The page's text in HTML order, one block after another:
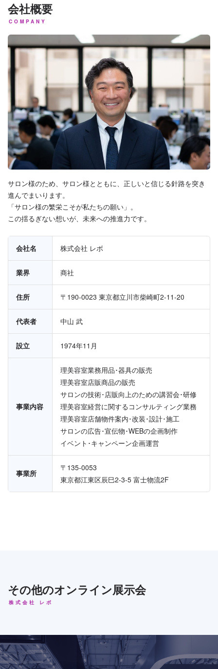
会社概要
COMPANY
サロン様のため、サロン様とともに、正しいと信じる針路を突き
進んでまいります。
「サロン様の繁栄こそが私たちの願い」。
この揺るぎない想いが、未来への推進力です。
会社名 株式会社 レボ
業界 商社
住所 〒190-0023 東京都立川市柴崎町2-11-20
代表者 中山 武
設立 1974年11月
事業内容
理美容室業務用品･器具の販売
理美容室店販商品の販売
サロンの技術･店販向上のための講習会･研修
理美容室経営に関するコンサルティング業務
理美容室店舗物件案内･改装･設計･施工
サロンの広告･宣伝物･WEBの企画制作
イベント･キャンペーン企画運営
事業所
〒135-0053
東京都江東区辰巳2-3-5 富士物流2F
その他のオンライン展示会
株式会社 レボ